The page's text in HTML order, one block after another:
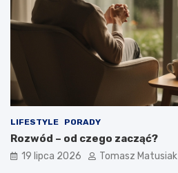
LIFESTYLE PORADY
Rozwód – od czego zacząć?
19 lipca 2026 Tomasz Matusiak